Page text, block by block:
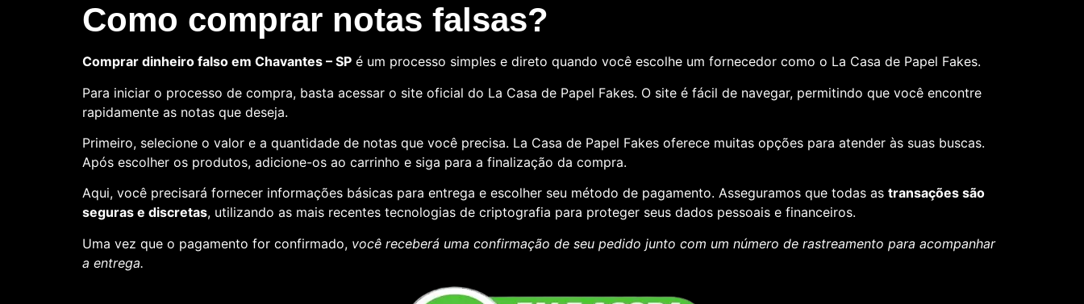
Como comprar notas falsas?
Comprar dinheiro falso em Chavantes – SP é um processo simples e direto quando você escolhe um fornecedor como o La Casa de Papel Fakes.
Para iniciar o processo de compra, basta acessar o site oficial do La Casa de Papel Fakes. O site é fácil de navegar, permitindo que você encontre
rapidamente as notas que deseja.
Primeiro, selecione o valor e a quantidade de notas que você precisa. La Casa de Papel Fakes oferece muitas opções para atender às suas buscas.
Após escolher os produtos, adicione-os ao carrinho e siga para a finalização da compra.
Aqui, você precisará fornecer informações básicas para entrega e escolher seu método de pagamento. Asseguramos que todas as transações são
seguras e discretas, utilizando as mais recentes tecnologias de criptografia para proteger seus dados pessoais e financeiros.
Uma vez que o pagamento for confirmado, você receberá uma confirmação de seu pedido junto com um número de rastreamento para acompanhar
a entrega.